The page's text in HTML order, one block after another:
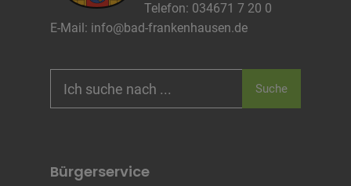
Telefon: 034671 7 20 0
E-Mail: info@bad-frankenhausen.de
for:
Suche
Bürgerservice